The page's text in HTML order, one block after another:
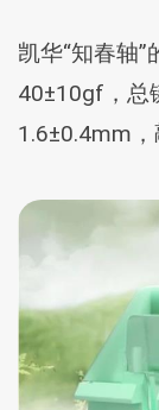
凯华“知春轴”
40±10gf，总
1.6±0.4mm，